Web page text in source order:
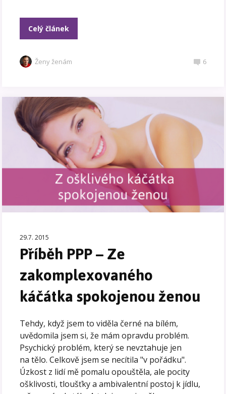
Celý článek
Ženy ženám 6
29.7. 2015
Příběh PPP – Ze
zakomplexovaného
káčátka spokojenou ženou
Tehdy, když jsem to viděla černé na bílém,
uvědomila jsem si, že mám opravdu problém.
Psychický problém, který se nevztahuje jen
na tělo. Celkově jsem se necítila "v pořádku".
Úzkost z lidí mě pomalu opouštěla, ale pocity
ošklivosti, tloušťky a ambivalentní postoj k jídlu,